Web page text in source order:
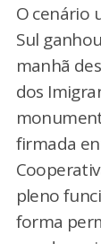
O cenário
Sul
manhã
dos
firmada
pleno
forma